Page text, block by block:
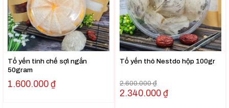
Tổ yến tinh chế sợi ngắn
50gram
1.600.000 ₫
Tổ yến thô Nestdo hộp 100gr
2.600.000₫
2.340.000 ₫